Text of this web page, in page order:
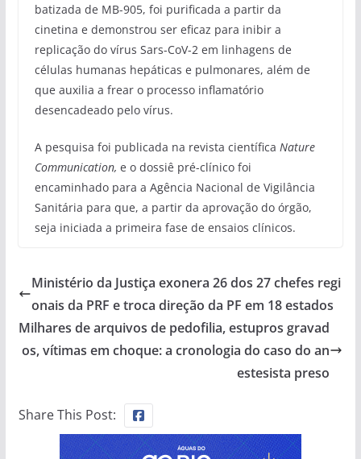
batizada de MB-905, foi purificada a partir da
cinetina e demonstrou ser eficaz para inibir a
replicação do vírus Sars-CoV-2 em linhagens de
células humanas hepáticas e pulmonares, além de
que auxilia a frear o processo inflamatório
desencadeado pelo vírus.
A pesquisa foi publicada na revista científica Nature
Communication, e o dossiê pré-clínico foi
encaminhado para a Agência Nacional de Vigilância
Sanitária para que, a partir da aprovação do órgão,
seja iniciada a primeira fase de ensaios clínicos.
Ministério da Justiça exonera 26 dos 27 chefes regi
onais da PRF e troca direção da PF em 18 estados
Milhares de arquivos de pedofilia, estupros gravad
os, vítimas em choque: a cronologia do caso do an
estesista preso
Share This Post: